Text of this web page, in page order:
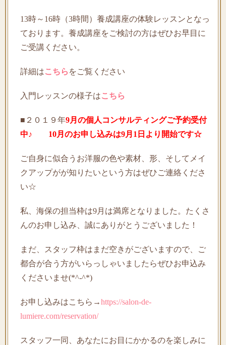
13時～16時（3時間）養成講座の体験レッスンとなっ
ております。養成講座をご検討の方はぜひお早目に
ご受講ください。
詳細はこちら をご覧ください
入門レッスンの様子はこちら
■２０１９年9月の個人コンサルティングご予約受付
中♪ 10月のお申し込みは9月1日より開始です☆
ご自身に似合うお洋服の色や素材、形、そしてメイ
クアップがが知りたいという方はぜひご連絡くださ
い☆
私、海保の担当枠は9月は満席となりました。たくさ
んのお申し込み、誠にありがとうございました！
まだ、スタッフ枠はまだ空きがございますので、ご
都合が合う方がいらっしゃいましたらぜひお申込み
くださいませ(*^-^*)
お申し込みはこちら→https://salon-de-
lumiere.com/reservation/
スタッフ一同、あなたにお目にかかるのを楽しみに